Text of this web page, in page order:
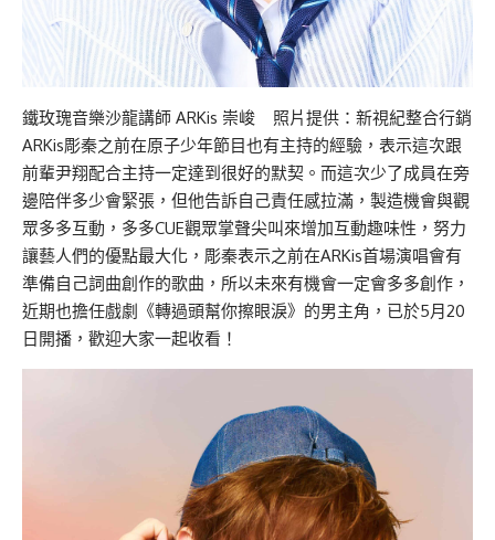
鐵玫瑰音樂沙龍講師 ARKis 崇峻 照片提供：新視紀整合行銷
ARKis彫秦之前在原子少年節目也有主持的經驗，表示這次跟
前輩尹翔配合主持一定達到很好的默契。而這次少了成員在旁
邊陪伴多少會緊張，但他告訴自己責任感拉滿，製造機會與觀
眾多多互動，多多CUE觀眾掌聲尖叫來增加互動趣味性，努力
讓藝人們的優點最大化，彫秦表示之前在ARKis首場演唱會有
準備自己詞曲創作的歌曲，所以未來有機會一定會多多創作，
近期也擔任戲劇《轉過頭幫你擦眼淚》的男主角，已於5月20
日開播，歡迎大家一起收看！